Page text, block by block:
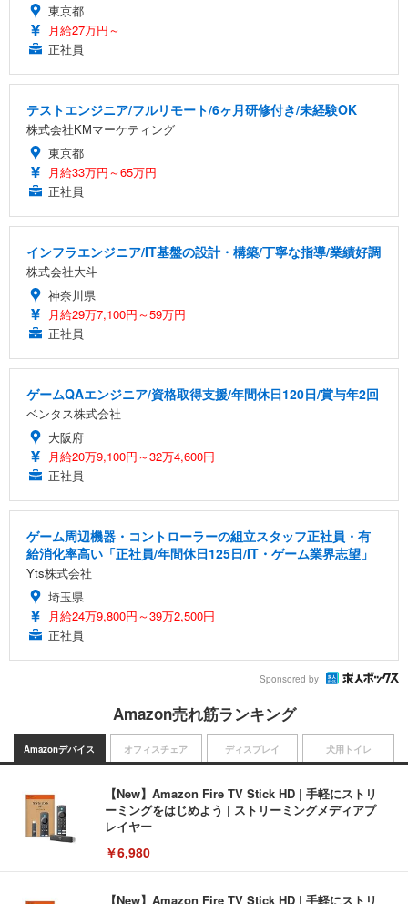
東京都
月給27万円～
正社員
テストエンジニア/フルリモート/6ヶ月研修付き/未経験OK
株式会社KMマーケティング
東京都
月給33万円～65万円
正社員
インフラエンジニア/IT基盤の設計・構築/丁寧な指導/業績好調
株式会社大斗
神奈川県
月給29万7,100円～59万円
正社員
ゲームQAエンジニア/資格取得支援/年間休日120日/賞与年2回
ベンタス株式会社
大阪府
月給20万9,100円～32万4,600円
正社員
ゲーム周辺機器・コントローラーの組立スタッフ正社員・有
給消化率高い「正社員/年間休日125日/IT・ゲーム業界志望」
Yts株式会社
埼玉県
月給24万9,800円～39万2,500円
正社員
Sponsored by
Amazon売れ筋ランキング
Amazonデバイス
【New】Amazon Fire TV Stick HD | 手軽にストリ
ーミングをはじめよう | ストリーミングメディアプ
レイヤー
￥6,980
【New】Amazon Fire TV Stick HD | 手軽にストリ
オフィスチェア ディスプレイ 犬用トイレ